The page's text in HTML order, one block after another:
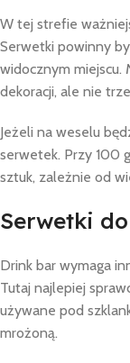
W tej strefie
Serwetki powinny
widocznym miejscu.
dekoracji, ale nie
Jeżeli na weselu
serwetek. Przy 100
sztuk, zależnie od
Serwetki
Drink bar wymaga
Tutaj najlepiej
używane pod
mrożoną.